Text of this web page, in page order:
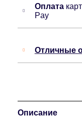
Оплата
Pay
Отличные
Описание